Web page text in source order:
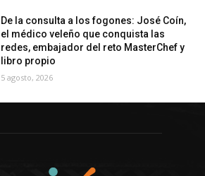
De la consulta a los fogones: José Coín,
el médico veleño que conquista las
redes, embajador del reto MasterChef y
libro propio
5 agosto, 2026